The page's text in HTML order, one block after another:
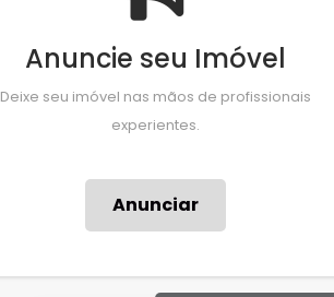
Anuncie seu Imóvel
Deixe seu imóvel nas mãos de profissionais
experientes.
Anunciar